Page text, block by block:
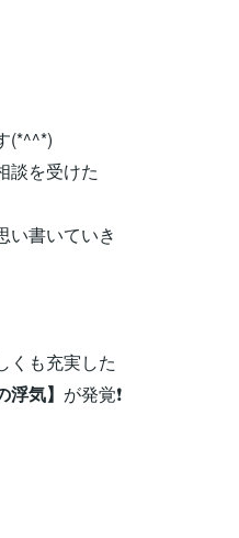
(*^^*)
談を受けた
い書いていき
くも充実した
浮気】 が発覚❗